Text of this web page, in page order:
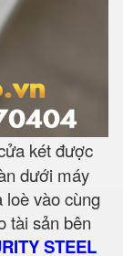
két được
dưới máy
loè vào cùng
tài sản bên
STEEL